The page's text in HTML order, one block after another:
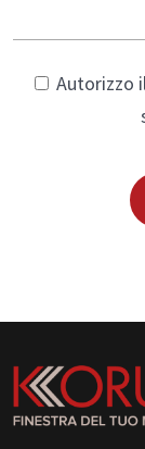
Autorizzo